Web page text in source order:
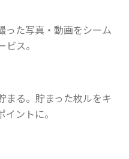
った写真・動画をシーム
ス。
まる。貯まった枚ルをキ
ントに。